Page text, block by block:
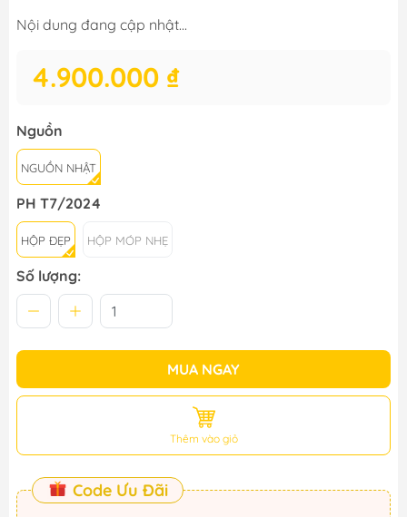
Nội dung đang cập nhật...
4.900.000 ₫
Nguồn
NGUỒN NHẬT
PH T7/2024
HỘP ĐẸP HỘP MÓP NHẸ
Số lượng:
MUA NGAY
Thêm vào giỏ
Code Ưu Đãi